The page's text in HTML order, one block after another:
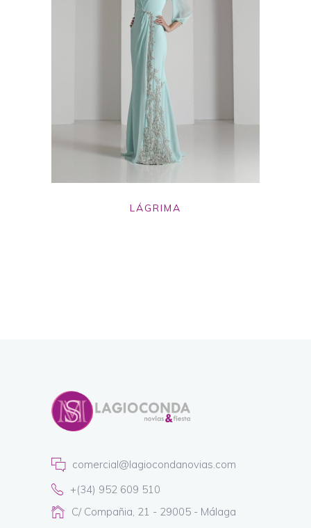
LÁGRIMA
comercial@lagiocondanovias.com
+(34) 952 609 510
C/ Compañia, 21 - 29005 - Málaga